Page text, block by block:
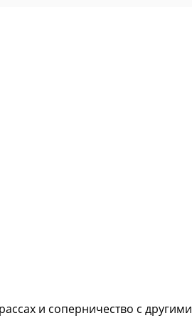
и соперничество с другими